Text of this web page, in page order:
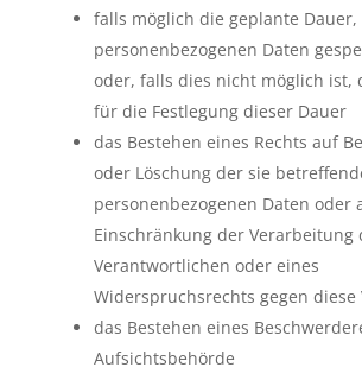
falls möglich die geplante
personenbezogenen Daten
oder, falls dies nicht möglich ist,
für die Festlegung dieser Dauer
das Bestehen eines Rechts auf
oder Löschung der sie
personenbezogenen Daten oder
Einschränkung der Verarbeitung
Verantwortlichen oder eines
Widerspruchsrechts gegen
das Bestehen eines
Aufsichtsbehörde